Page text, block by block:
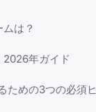
は？
2026年ガイド
ための3つの必須